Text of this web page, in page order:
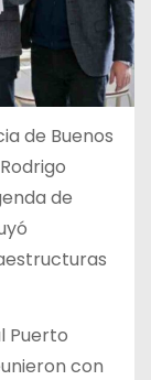
de Buenos
de
Puerto
con